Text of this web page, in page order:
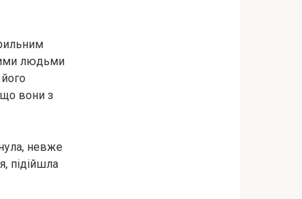
людьми
вони з
невже
підійшла